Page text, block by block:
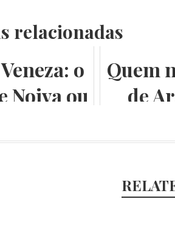
relacionadas
o
Noiva ou
Quem
de